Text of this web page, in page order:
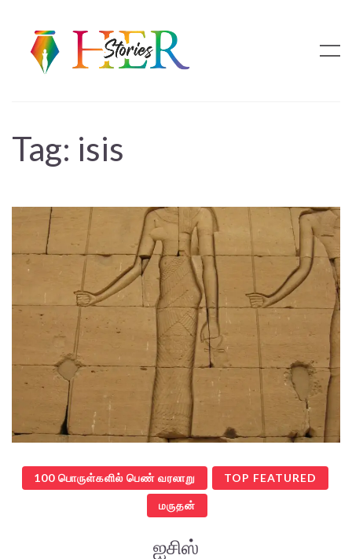
Tag: isis
100 பொருள்களில் பெண் வரலாறு TOP FEATURED
மருதன்
ஐசிஸ்